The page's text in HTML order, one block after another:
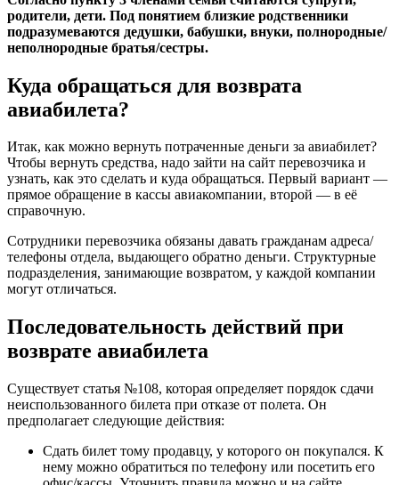
родители, дети. Под понятием близкие родственники
подразумеваются дедушки, бабушки, внуки, полнородные/
неполнородные братья/сестры.
Куда обращаться для возврата
авиабилета?
Итак, как можно вернуть потраченные деньги за авиабилет?
Чтобы вернуть средства, надо зайти на сайт перевозчика и
узнать, как это сделать и куда обращаться. Первый вариант —
прямое обращение в кассы авиакомпании, второй — в её
справочную.
Сотрудники перевозчика обязаны давать гражданам адреса/
телефоны отдела, выдающего обратно деньги. Структурные
подразделения, занимающие возвратом, у каждой компании
могут отличаться.
Последовательность действий при
возврате авиабилета
Существует статья №108, которая определяет порядок сдачи
неиспользованного билета при отказе от полета. Он
предполагает следующие действия:
Сдать билет тому продавцу, у которого он покупался. К
нему можно обратиться по телефону или посетить его